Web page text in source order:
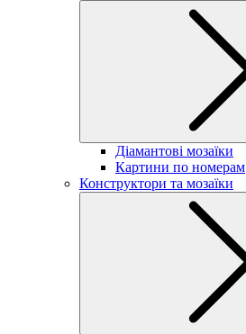
Діамантові мозаїки
Картини по номерам
Конструктори та мозаїки